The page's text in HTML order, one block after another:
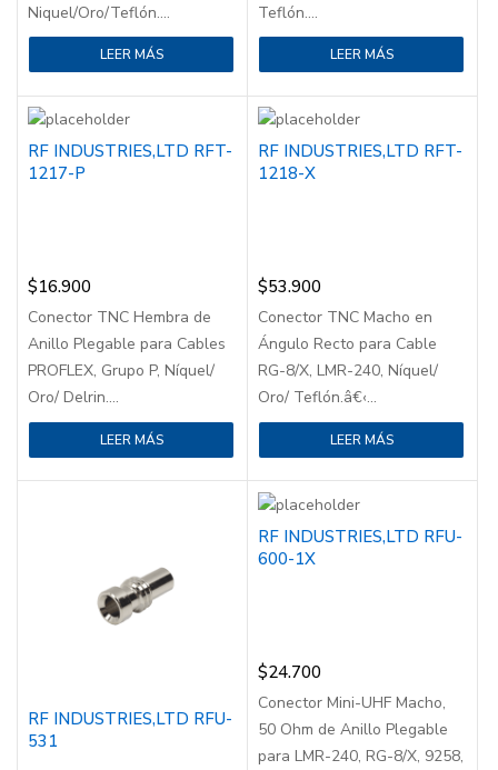
Niquel/Oro/Teflón....
LEER MÁS
Teflón....
LEER MÁS
RF INDUSTRIES,LTD RFT-
1217-P
$16.900
Conector TNC Hembra de
Anillo Plegable para Cables
PROFLEX, Grupo P, Níquel/
Oro/ Delrin....
LEER MÁS
RF INDUSTRIES,LTD RFT-
1218-X
$53.900
Conector TNC Macho en
Ángulo Recto para Cable
RG-8/X, LMR-240, Níquel/
Oro/ Teflón.â€‹...
LEER MÁS
RF INDUSTRIES,LTD RFU-
531
RF INDUSTRIES,LTD RFU-
600-1X
$24.700
Conector Mini-UHF Macho,
50 Ohm de Anillo Plegable
para LMR-240, RG-8/X, 9258,